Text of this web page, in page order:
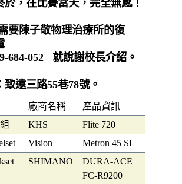
於，在比賽當天，完全無感！
要陳子敬物理治療所的復
684-052 就說謝校長介紹。
遠三路55巷78號。
廠商名稱
產品資訊
KHS
Flite 720
Vision
Metron 45 SL
SHIMANO
DURA-ACE
FC-R9200